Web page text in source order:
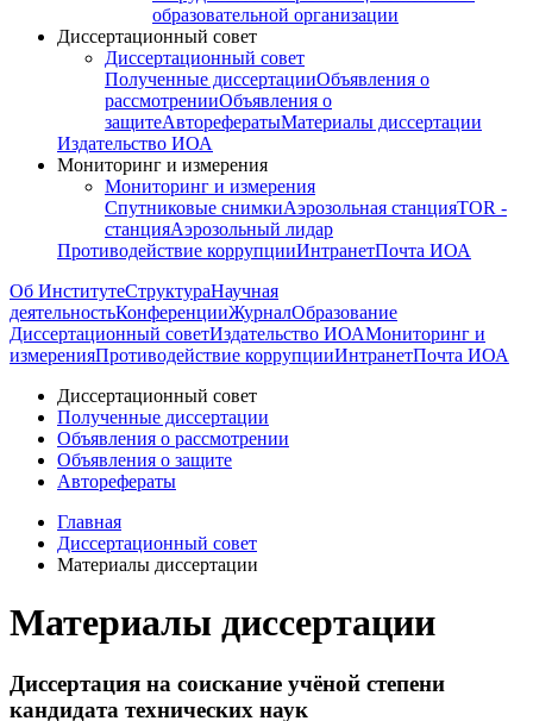
образовательной организации
Диссертационный совет
Диссертационный совет
Полученные диссертацииОбъявления о
рассмотренииОбъявления о
защитеАвторефератыМатериалы диссертации
Издательство ИОА
Мониторинг и измерения
Мониторинг и измерения
Спутниковые снимкиАэрозольная станцияTOR -
станцияАэрозольный лидар
Противодействие коррупцииИнтранетПочта ИОА
Об ИнститутеСтруктураНаучная
деятельностьКонференцииЖурналОбразование
Диссертационный советИздательство ИОАМониторинг и
измеренияПротиводействие коррупцииИнтранетПочта ИОА
Диссертационный совет
Полученные диссертации
Объявления о рассмотрении
Объявления о защите
Авторефераты
Главная
Диссертационный совет
Материалы диссертации
Материалы диссертации
Диссертация на соискание учёной степени
кандидата технических наук